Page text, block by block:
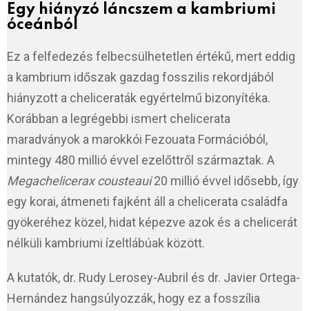
Egy hiányzó láncszem a kambriumi
óceánból
Ez a felfedezés felbecsülhetetlen értékű, mert eddig
a kambrium időszak gazdag fosszilis rekordjából
hiányzott a cheliceraták egyértelmű bizonyítéka.
Korábban a legrégebbi ismert chelicerata
maradványok a marokkói Fezouata Formációból,
mintegy 480 millió évvel ezelőttről származtak. A
Megachelicerax cousteaui20 millió évvel idősebb, így
egy korai, átmeneti fajként áll a chelicerata családfa
gyökeréhez közel, hidat képezve azok és a chelicerát
nélküli kambriumi ízeltlábúak között.
A kutatók, dr. Rudy Lerosey-Aubril és dr. Javier Ortega-
Hernández hangsúlyozzák, hogy ez a fosszília